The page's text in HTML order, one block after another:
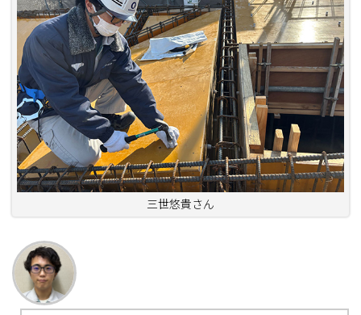
三世悠貴さん